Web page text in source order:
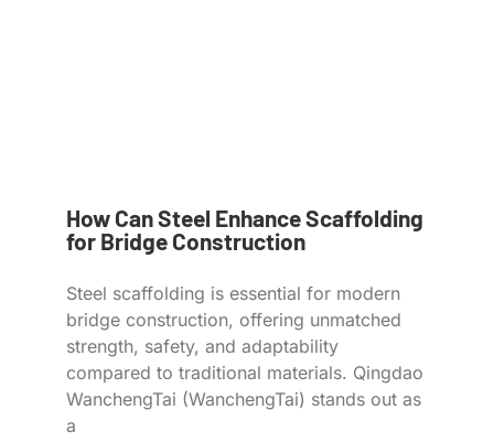
How Can Steel Enhance Scaffolding
for Bridge Construction
Steel scaffolding is essential for modern
bridge construction, offering unmatched
strength, safety, and adaptability
compared to traditional materials. Qingdao
WanchengTai (WanchengTai) stands out as
a